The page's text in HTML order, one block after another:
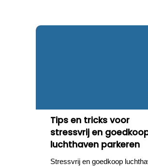
Tips en tricks voor
stressvrij en
luchthaven parkeren
Stressvrij en goedkoop